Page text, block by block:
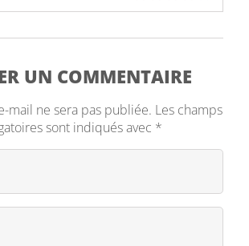
UN COMMENTAIRE
mail ne sera pas publiée. Les champs
sont indiqués avec *